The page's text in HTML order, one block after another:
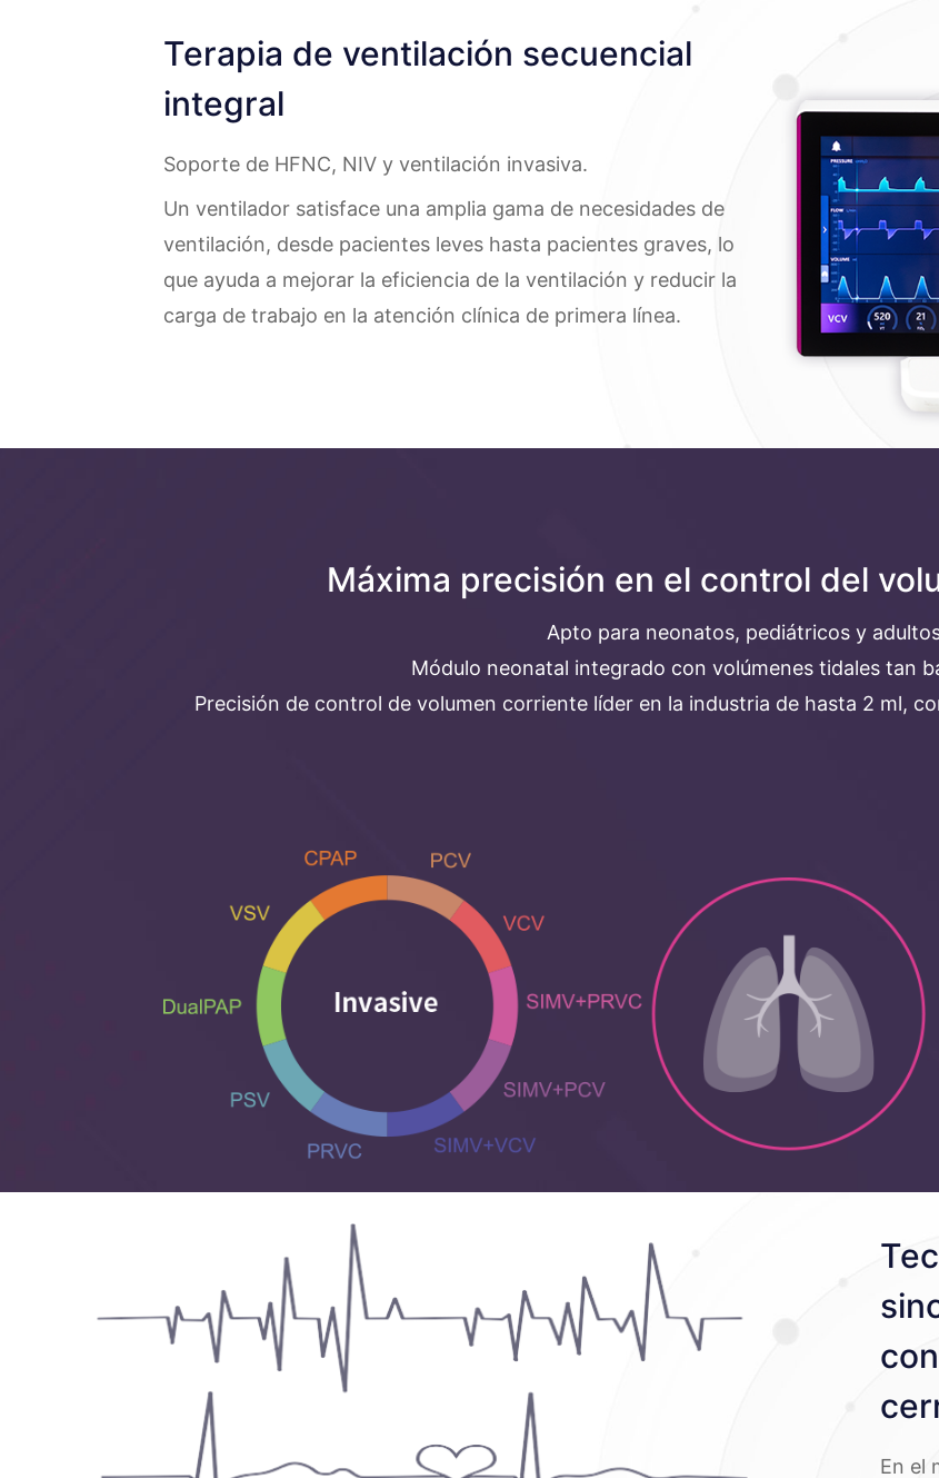
Terapia de ventilación secuencial
integral
Soporte de HFNC, NIV y ventilación invasiva.
Un ventilador satisface una amplia gama de necesidades de
ventilación, desde pacientes leves hasta pacientes graves, lo
que ayuda a mejorar la eficiencia de la ventilación y reducir la
carga de trabajo en la atención clínica de primera línea.
Máxima precisión en el control del
Apto para neonatos, pediátricos y
Módulo neonatal integrado con volúmenes tidales tan
Precisión de control de volumen corriente líder en la industria de hasta 2 ml,
En el